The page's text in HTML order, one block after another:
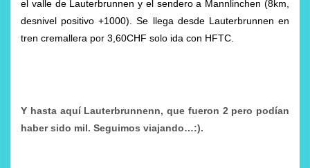
el valle de Lauterbrunnen y el sendero a Mannlinchen (8km,
desnivel positivo +1000). Se llega desde Lauterbrunnen en
tren cremallera por 3,60CHF solo ida con HFTC.
Y hasta aquí Lauterbrunnenn, que fueron 2 pero podían
haber sido mil. Seguimos viajando…:).